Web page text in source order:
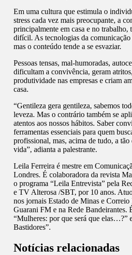
Em uma cultura que estimula o
stress cada vez mais preocupante, a
principalmente em casa e no trabalho,
difícil. As tecnologias da comunicação
mas o conteúdo tende a se esvaziar.
Pessoas tensas, mal-humoradas,
dificultam a convivência, geram
produtividade nas empresas e criam
casa.
“Gentileza gera gentileza, sabemos
leveza. Mas o contrário também se
atentos aos nossos hábitos. Saber
ferramentas essenciais para quem
profissional, mas, acima de tudo, a tão
vida”, adianta a palestrante.
Leila Ferreira é mestre em
Londres. É colaboradora da revista
o programa “Leila Entrevista” pela
e TV Alterosa /SBT, por 10 anos.
nos jornais Estado de Minas e
Guarani FM e na Rede Bandeirantes.
“Mulheres: por que será que elas…?”
Bastidores”.
Notícias relacionadas